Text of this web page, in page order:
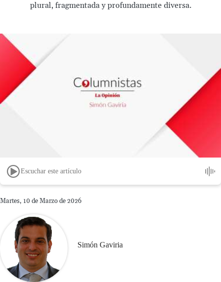
plural, fragmentada y profundamente diversa.
Escuchar este artículo
Martes, 10 de Marzo de 2026
Simón Gaviria